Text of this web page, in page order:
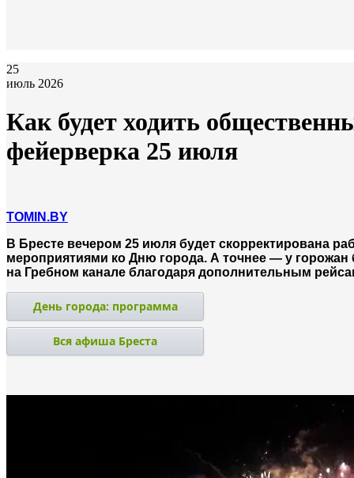
25
июль 2026
Как будет ходить
фейерверка 25 июля
TOMIN.BY
В Бресте вечером 25 июля будет скорректирована
мероприятиями ко Дню города. А точнее — у
на Гребном канале благодаря дополнительным
День города: программа
Вся афиша Бреста